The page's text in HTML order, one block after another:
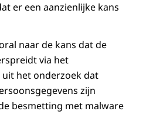
er een aanzienlijke kans
naar de kans dat de
via het
het onderzoek dat
zijn
besmetting met malware